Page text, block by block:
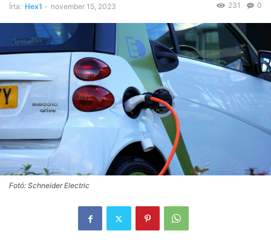
Írta: Hex1 - november 15, 2023 0
231
Fotó: Schneider Electric